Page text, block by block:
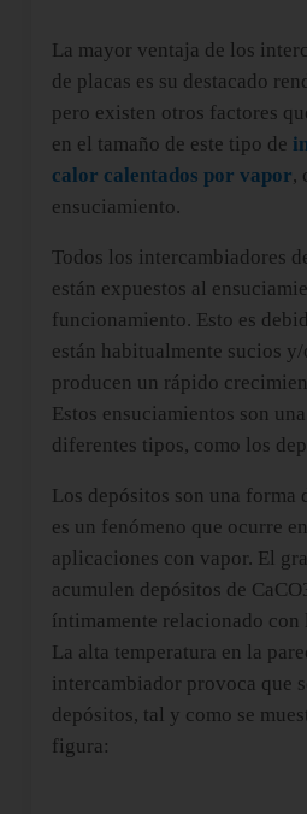
La mayor ventaja de los
de placas es su destacado
pero existen otros factores
en el tamaño de este tipo de
calor calentados por vapor,
ensuciamiento.
Todos los intercambiadores
están expuestos al
funcionamiento. Esto es
están habitualmente sucios
producen un rápido
Estos ensuciamientos son
diferentes tipos, como los
Los depósitos son una forma
es un fenómeno que ocurre
aplicaciones con vapor. El
acumulen depósitos de
íntimamente relacionado con
La alta temperatura en la
intercambiador provoca que
depósitos, tal y como se
figura: